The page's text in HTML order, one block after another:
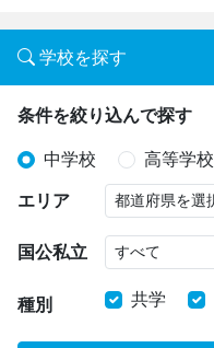
学校を探す
条件を絞り込んで探す
中学校 高等学校
エリア
国公私立
種別 共学